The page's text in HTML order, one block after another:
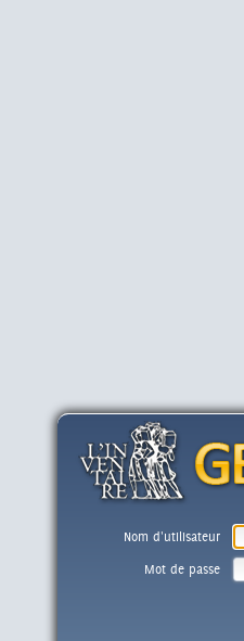
Nom d'utilisateur
Mot de passe